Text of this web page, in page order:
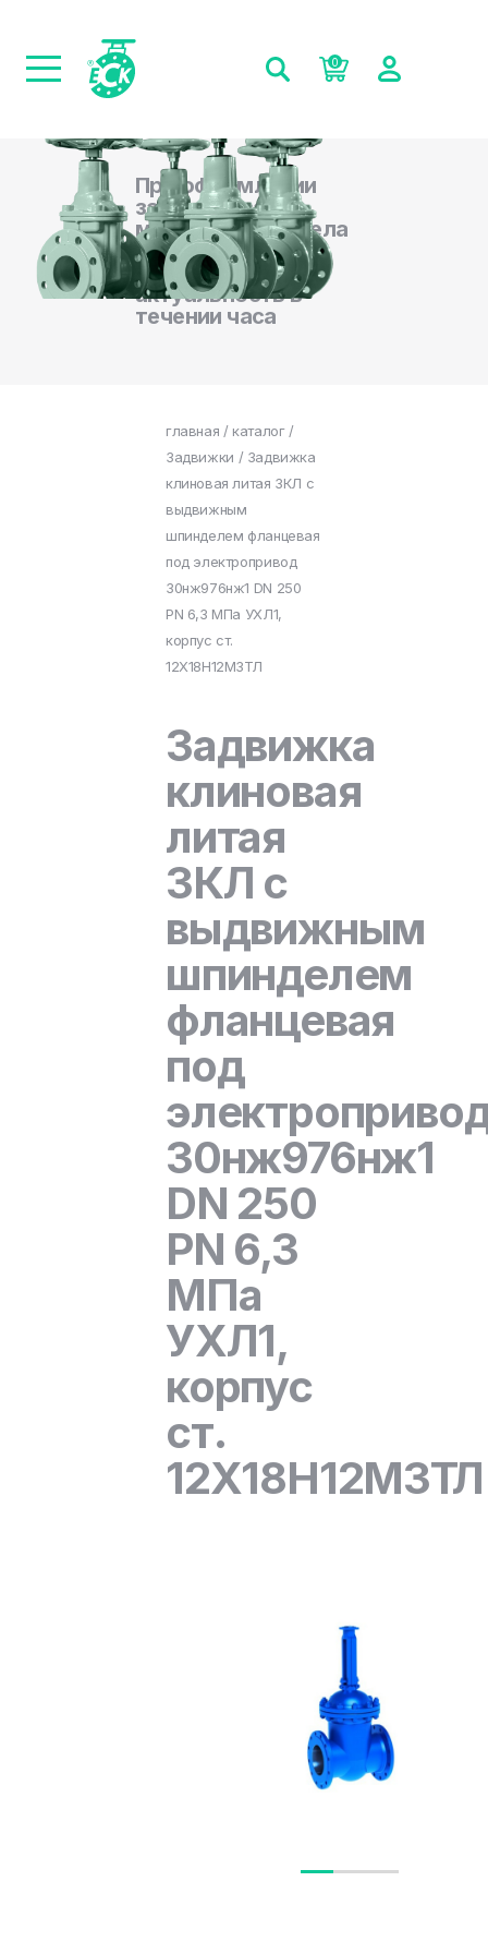
0
При оформлении
заказа на сайте,
менеджеры отдела
продаж
подтверждают
актуальность в
течении часа
главная / каталог/
Задвижки / Задвижка
клиновая литая ЗКЛ с
выдвижным
шпинделем фланцевая
под электропривод
30нж976нж1 DN 250
PN 6,3 МПа УХЛ1,
корпус ст.
12Х18Н12М3ТЛ
Задвижка
клиновая
литая
ЗКЛ с
выдвижным
шпинделем
фланцевая
под
30нж976нж1
DN 250
PN 6,3
МПа
УХЛ1,
корпус
ст.
12Х18Н12М3ТЛ